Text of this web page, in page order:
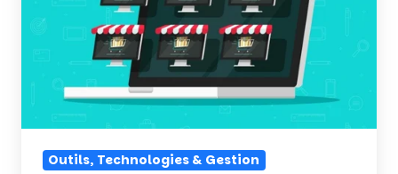
outil
gérer
Outils, Technologies & Gestion